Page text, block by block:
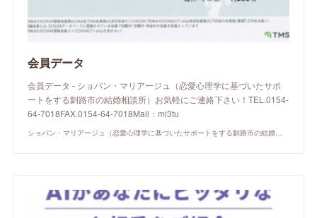
会員データ
会員データ - ショパン・マリアージュ（恋愛心理学に基づいたサポ
ートをする釧路市の結婚相談所）お気軽にご連絡下さい！TEL.0154-
64-7018FAX.0154-64-7018Mail：mi3tu